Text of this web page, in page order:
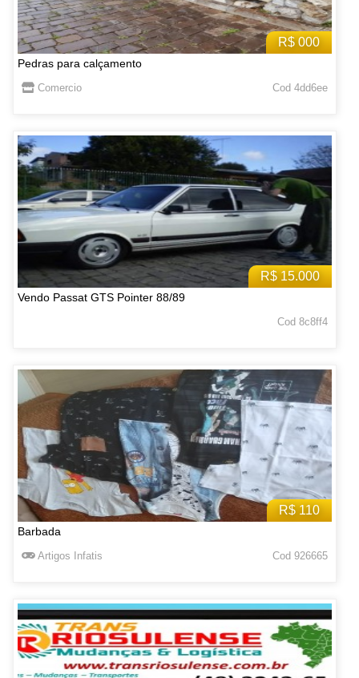
R$ 000
Pedras para calçamento
Comercio Cod 4dd6ee
R$ 15.000
Vendo Passat GTS Pointer 88/89
Cod 8c8ff4
R$ 110
Barbada
Artigos Infatis Cod 926665